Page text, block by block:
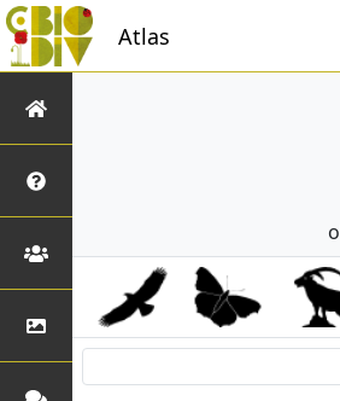
Atlas